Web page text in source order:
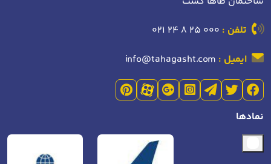
تلفن : 021 24 8 25 000
ایمیل : info@tahagasht.com
نمادها